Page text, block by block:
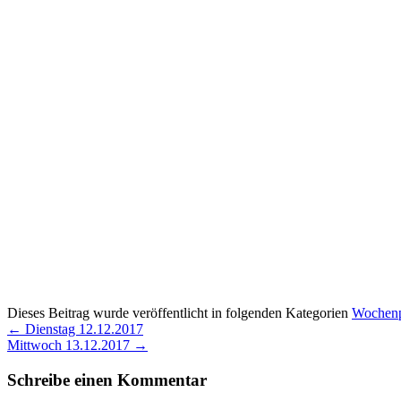
Dieses Beitrag wurde veröffentlicht in folgenden Kategorien
← Dienstag 12.12.2017
Mittwoch 13.12.2017 →
Schreibe einen Kommentar